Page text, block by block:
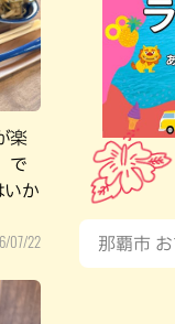
楽
で
いか
07/22